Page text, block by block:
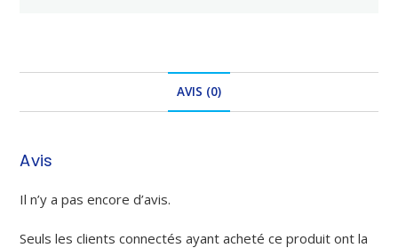
AVIS (0)
Avis
Il n’y a pas encore d’avis.
Seuls les clients connectés ayant acheté ce produit ont la